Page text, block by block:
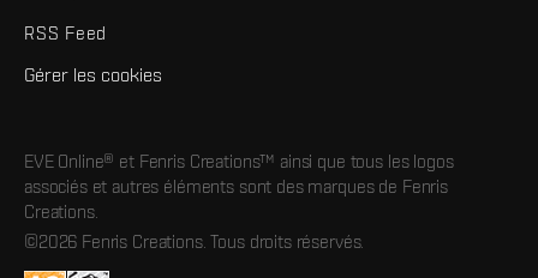
RSS Feed
Gérer les cookies
EVE Online® et Fenris Creations™ ainsi que tous les logos
associés et autres éléments sont des marques de Fenris
Creations.
©2026 Fenris Creations. Tous droits réservés.